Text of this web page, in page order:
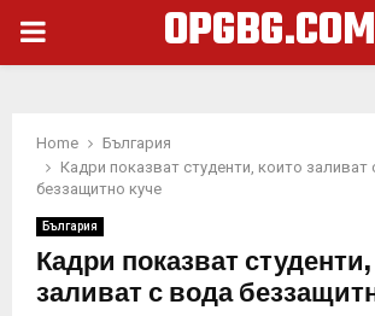
PRIMARY
OPGBG.COM
Home
България
Кадри показват студенти, които заливат
беззащитно куче
България
Кадри показват
заливат с вода